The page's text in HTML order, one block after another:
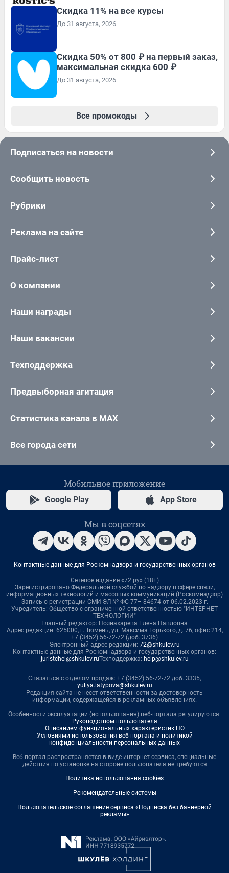
Скидка 11% на все курсы
До 31 августа, 2026
Скидка 50% от 800 ₽ на первый заказ,
максимальная скидка 600 ₽
До 31 августа, 2026
Все промокоды
Подписаться на новости
Сообщить новость
Рубрики
Реклама на сайте
Прайс-лист
О компании
Наши награды
Наши вакансии
Техподдержка
Предвыборная агитация
Статистика канала в MAX
Все города сети
Мобильное приложение
Google Play App Store
Мы в соцсетях
Контактные данные для Роскомнадзора и государственных органов
Сетевое издание «72.ру» (18+)
Зарегистрировано Федеральной службой по надзору в сфере связи,
информационных технологий и массовых коммуникаций (Роскомнадзор)
Запись о регистрации СМИ ЭЛ № ФС 77– 84674 от 06.02.2023 г.
Учредитель: Общество с ограниченной ответственностью "ИНТЕРНЕТ
ТЕХНОЛОГИИ"
Главный редактор: Познахарева Елена Павловна
Адрес редакции: 625000, г. Тюмень, ул. Максима Горького, д. 76, офис 214,
+7 (3452) 56-72-72 (доб. 3736)
Электронный адрес редакции: 72@shkulev.ru
Контактные данные для Роскомнадзора и государственных органов:
juristchel@shkulev.ruТехподдержка: help@shkulev.ru
Связаться с отделом продаж: +7 (3452) 56-72-72 доб. 3335,
yuliya.latypova@shkulev.ru
Редакция сайта не несет ответственности за достоверность
информации, содержащейся в рекламных объявлениях.
Особенности эксплуатации (использования) веб-портала регулируются:
Руководством пользователя
Описанием функциональных характеристик ПО
Условиями использования веб-портала и политикой
конфиденциальности персональных данных
Веб-портал распространяется в виде интернет-сервиса, специальные
действия по установке на стороне пользователя не требуются
Политика использования cookies
Рекомендательные системы
Пользовательское соглашение сервиса «Подписка без баннерной
рекламы»